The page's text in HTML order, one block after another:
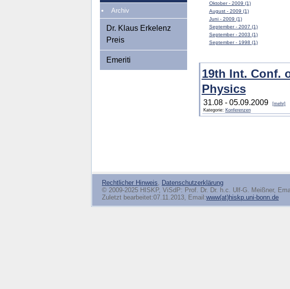
Archiv
Dr. Klaus Erkelenz
Preis
Emeriti
Oktober - 2009 (1)
August - 2009 (1)
Juni - 2009 (1)
September - 2007 (1)
September - 2003 (1)
September - 1998 (1)
19th Int. Conf.
Physics
31.08 - 05.09.2009
[mehr]
Kategorie: Konferenzen
Rechtlicher Hinweis, Datenschutzerklärung
© 2009-2025 HISKP, ViSdP: Prof. Dr. Dr. h.c. Ulf-G. Meißner,
Zuletzt bearbeitet:07.11.2013, Email:www(at)hiskp.uni-bonn.de